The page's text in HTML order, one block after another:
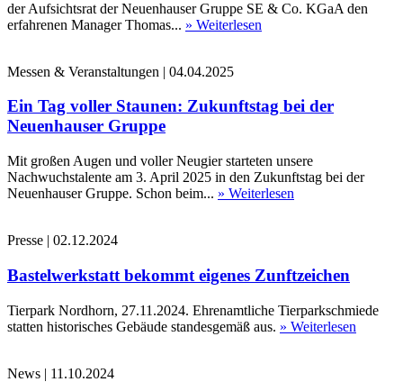
der Aufsichtsrat der Neuenhauser Gruppe SE & Co. KGaA den
erfahrenen Manager Thomas... » Weiterlesen
Messen & Veranstaltungen | 04.04.2025
Ein Tag voller Staunen: Zukunftstag bei der
Neuenhauser Gruppe
Mit großen Augen und voller Neugier starteten unsere
Nachwuchstalente am 3. April 2025 in den Zukunftstag bei der
Neuenhauser Gruppe. Schon beim... » Weiterlesen
Presse | 02.12.2024
Bastelwerkstatt bekommt eigenes Zunftzeichen
Tierpark Nordhorn, 27.11.2024. Ehrenamtliche Tierparkschmiede
statten historisches Gebäude standesgemäß aus. » Weiterlesen
News | 11.10.2024